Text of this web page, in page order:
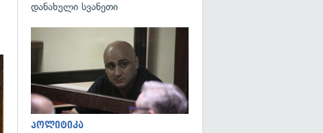
დანახული სვანეთი
პოლიტიკა